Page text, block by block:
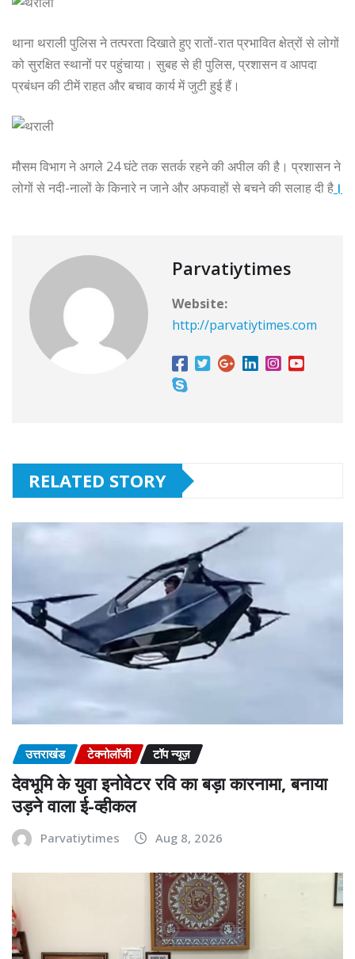
थाना थराली पुलिस ने तत्परता दिखाते हुए रातों-रात प्रभावित क्षेत्रों से लोगों
को सुरक्षित स्थानों पर पहुंचाया। सुबह से ही पुलिस, प्रशासन व आपदा
प्रबंधन की टीमें राहत और बचाव कार्य में जुटी हुई हैं।
मौसम विभाग ने अगले 24 घंटे तक सतर्क रहने की अपील की है। प्रशासन ने
लोगों से नदी-नालों के किनारे न जाने और अफवाहों से बचने की सलाह दी है ।
Parvatiytimes
Website:
http://parvatiytimes.com
RELATED STORY
उत्तराखंड टेक्नोलॉजी टॉप न्यूज़
देवभूमि के युवा इनोवेटर रवि का बड़ा कारनामा, बनाया
उड़ने वाला ई-व्हीकल
Parvatiytimes Aug 8, 2026